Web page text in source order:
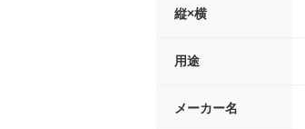
縦×横
用途
メーカー名